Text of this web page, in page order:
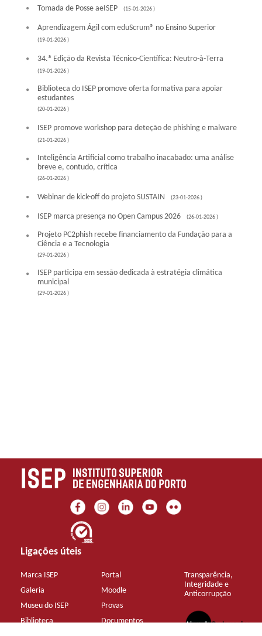
Tomada de Posse aeISEP (15-01-2026 )
Aprendizagem Ágil com eduScrum® no Ensino Superior
(19-01-2026 )
34.ª Edição da Revista Técnico-Científica: Neutro-à-Terra
(19-01-2026 )
Biblioteca do ISEP promove oferta formativa para apoiar
estudantes
(20-01-2026 )
ISEP promove workshop para deteção de phishing e malware
(21-01-2026 )
Inteligência Artificial como trabalho inacabado: uma análise
breve e, contudo, crítica
(26-01-2026 )
Webinar de kick-off do projeto SUSTAIN (23-01-2026 )
ISEP marca presença no Open Campus 2026 (26-01-2026 )
Projeto PC2phish recebe financiamento da Fundação para a
Ciência e a Tecnologia
(29-01-2026 )
ISEP participa em sessão dedicada à estratégia climática
municipal
(29-01-2026 )
Ligações úteis
Marca ISEP
Galeria
Museu do ISEP
Biblioteca
Portal
Moodle
Provas
Documentos
Transparência,
Integridade e
Anticorrupção